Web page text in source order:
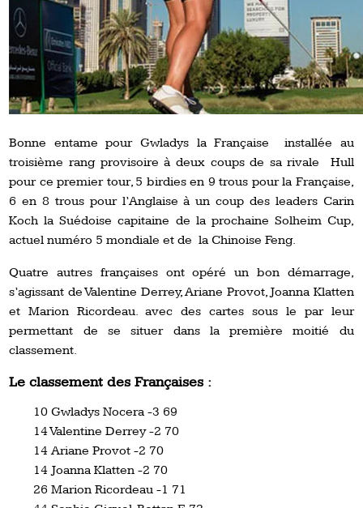
Bonne entame pour Gwladys la Française installée au
troisième rang provisoire à deux coups de sa rivale Hull
pour ce premier tour, 5 birdies en 9 trous pour la Française,
6 en 8 trous pour l’Anglaise à un coup des leaders Carin
Koch la Suédoise capitaine de la prochaine Solheim Cup,
actuel numéro 5 mondiale et de la Chinoise Feng.
Quatre autres françaises ont opéré un bon démarrage,
s’agissant de Valentine Derrey, Ariane Provot, Joanna Klatten
et Marion Ricordeau. avec des cartes sous le par leur
permettant de se situer dans la première moitié du
classement.
Le classement des Françaises :
10 Gwladys Nocera -3 69
14 Valentine Derrey -2 70
14 Ariane Provot -2 70
14 Joanna Klatten -2 70
26 Marion Ricordeau -1 71